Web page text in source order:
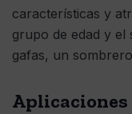
características y
grupo de edad y el
gafas, un
Aplicaciones